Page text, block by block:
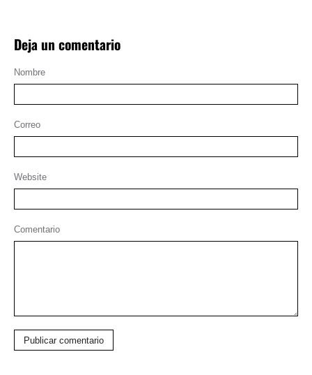
Deja un comentario
Nombre
Correo
Website
Comentario
Publicar comentario